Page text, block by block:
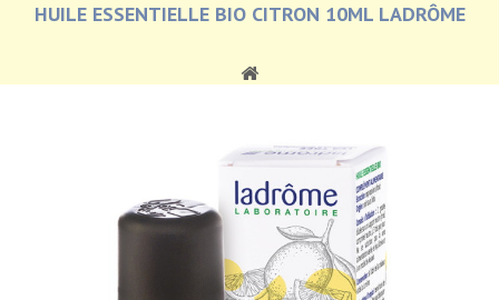
HUILE ESSENTIELLE BIO CITRON 10ML LADRÔME